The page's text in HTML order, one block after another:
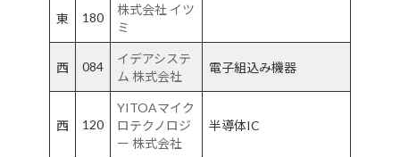
東 180
株式会社 イツ
ミ
西 084
イデアシステ
ム 株式会社
電子組込み機器
西 120
YITOAマイク
ロテクノロジ
ー 株式会社
半導体IC